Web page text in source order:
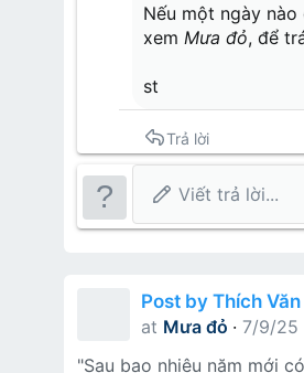
Nếu một ngày nào
xem Mưa đỏ, để
st
Trả lời
Viết trả lời...
Post by Thích
at Mưa đỏ
7/9/25
"Sau bao nhiêu năm mới